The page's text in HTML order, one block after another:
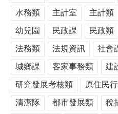
觀
音
區
介
紹
訊
息
公
告
水務類 主計室 主計類
幼兒園 民政課 民政類
法務類 法規資訊 社會
城鄉課 客家事務類 建
研究發展考核類 原住民
清潔隊 都市發展類 稅